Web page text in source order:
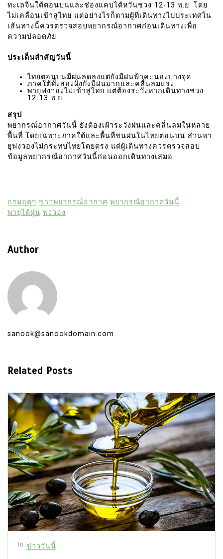
ทะเลจีนใต้ตอนบนและช่องแคบไต้หวันช่วง 12-13 พ.ย. โดย
ไม่เคลื่อนเข้าสู่ไทย แต่อย่างไรก็ตามผู้ที่เดินทางไปประเทศใน
เส้นทางนี้ควรตรวจสอบพยากรณ์อากาศก่อนเดินทางเพื่อ
ความปลอดภัย
ประเด็นสำคัญวันนี้
ไทยตอนบนมีฝนลดลงแต่ยังมีฝนฟ้าคะนองบางจุด
ภาคใต้ทั้งสองฝั่งยังมีฝนมากและคลื่นลมแรง
พายุฟงวองไม่เข้าสู่ไทย แต่ต้องระวังหากเดินทางช่วง
12-13 พ.ย.
สรุป
พยากรณ์อากาศวันนี้ ยังต้องเฝ้าระวังฝนและคลื่นลมในหลาย
พื้นที่ โดยเฉพาะภาคใต้และพื้นที่ชนฝนในไทยตอนบน ส่วนพา
ยุฟงวองไม่กระทบไทยโดยตรง แต่ผู้เดินทางควรตรวจสอบ
ข้อมูลพยากรณ์อากาศวันนี้ก่อนออกเดินทางเสมอ
กรมอุตุฯ ข่าวพยากรณ์อากาศ พยากรณ์อากาศวันนี้
พายุไต้ฝุ่น ฟงวอง
Author
sanook@sanookdomain.com
Related Posts
In ข่าววันนี้